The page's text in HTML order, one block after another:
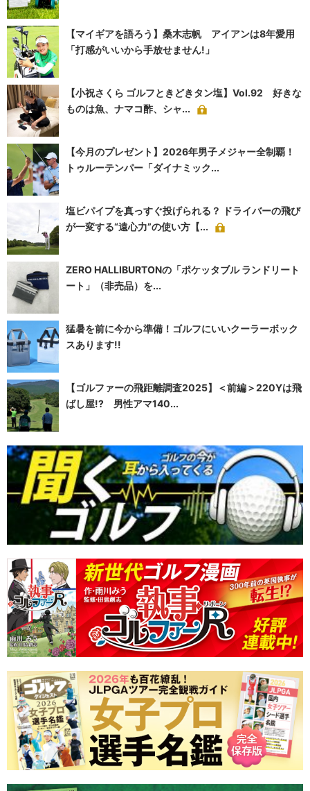
【マイギアを語ろう】桑木志帆 アイアンは8年愛用
「打感がいいから手放せません!」
【小祝さくら ゴルフときどきタン塩】Vol.92 好きな
ものは魚、ナマコ酢、シャ...
【今月のプレゼント】2026年男子メジャー全制覇！
トゥルーテンパー「ダイナミック...
塩ビパイプを真っすぐ投げられる？ ドライバーの飛び
が一変する“遠心力”の使い方【...
ZERO HALLIBURTONの「ポケッタブル ランドリート
ート」（非売品）を...
猛暑を前に今から準備！ゴルフにいいクーラーボック
スあります!!
【ゴルファーの飛距離調査2025】＜前編＞220Yは飛
ばし屋!? 男性アマ140...